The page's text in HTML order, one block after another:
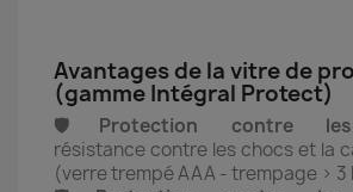
Avantages de la vitre de
(gamme Intégral Protect)
🛡️Protection contre
résistance contre les chocs et la
(verre trempé AAA - trempage > 3